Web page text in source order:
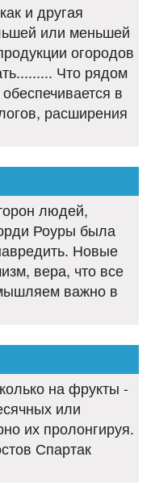
и другая
или меньшей
огородов
Что рядом
в
расширения
людей,
Роуры была
Новые
вера, что все
важно в
на фрукты -
или
их пролонгируя.
Спартак